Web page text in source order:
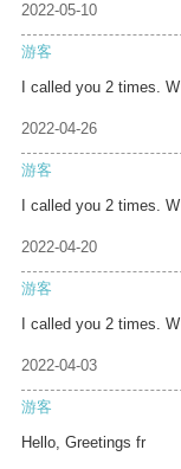
2022-05-10
游客
I called you 2 times. W
2022-04-26
游客
I called you 2 times. W
2022-04-20
游客
I called you 2 times. W
2022-04-03
游客
Hello, Greetings fr